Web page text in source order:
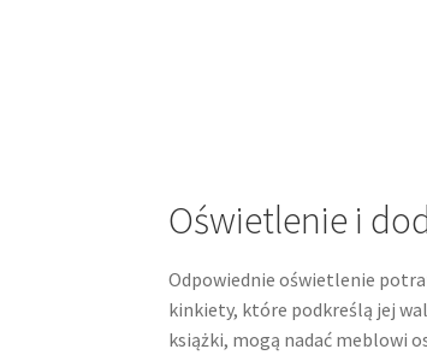
Oświetlenie i
Odpowiednie oświetlenie
kinkiety, które podkreślą jej
książki, mogą nadać meblowi